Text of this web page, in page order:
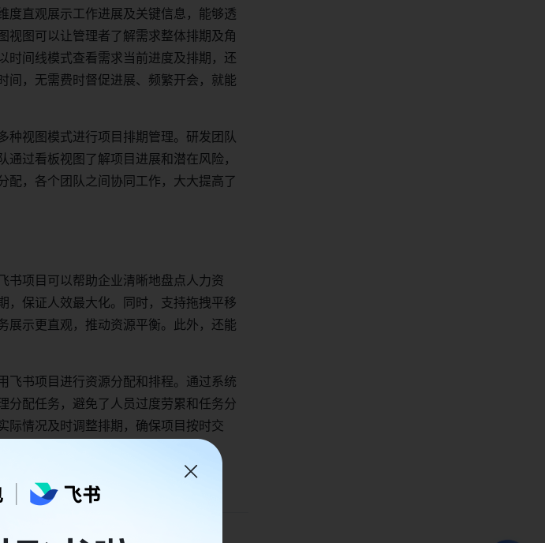
度直观展示工作进展及关键信息，能够透
视图可以让管理者了解需求整体排期及角
时间线模式查看需求当前进度及排期，还
间，无需费时督促进展、频繁开会，就能
种视图模式进行项目排期管理。研发团队
过看板视图了解项目进展和潜在风险，
配，各个团队之间协同工作，大大提高了
书项目可以帮助企业清晰地盘点人力资
，保证人效最大化。同时，支持拖拽平移
展示更直观，推动资源平衡。此外，还能
飞书项目进行资源分配和排程。通过系统
分配任务，避免了人员过度劳累和任务分
际情况及时调整排期，确保项目按时交